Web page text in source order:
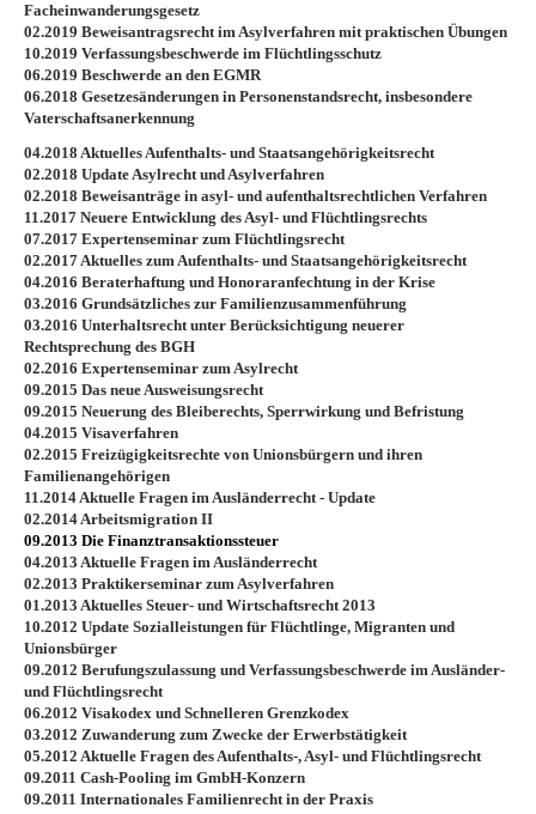
Facheinwanderungsgesetz
02.2019 Beweisantragsrecht im Asylverfahren mit praktischen Übungen
10.2019 Verfassungsbeschwerde im Flüchtlingsschutz
06.2019 Beschwerde an den EGMR
06.2018 Gesetzesänderungen in Personenstandsrecht, insbesondere
Vaterschaftsanerkennung
04.2018 Aktuelles Aufenthalts- und Staatsangehörigkeitsrecht
02.2018 Update Asylrecht und Asylverfahren
02.2018 Beweisanträge in asyl- und aufenthaltsrechtlichen Verfahren
11.2017 Neuere Entwicklung des Asyl- und Flüchtlingsrechts
07.2017 Expertenseminar zum Flüchtlingsrecht
02.2017 Aktuelles zum Aufenthalts- und Staatsangehörigkeitsrecht
04.2016 Beraterhaftung und Honoraranfechtung in der Krise
03.2016 Grundsätzliches zur Familienzusammenführung
03.2016 Unterhaltsrecht unter Berücksichtigung neuerer
Rechtsprechung des BGH
02.2016 Expertenseminar zum Asylrecht
09.2015 Das neue Ausweisungsrecht
09.2015 Neuerung des Bleiberechts, Sperrwirkung und Befristung
04.2015 Visaverfahren
02.2015 Freizügigkeitsrechte von Unionsbürgern und ihren
Familienangehörigen
11.2014 Aktuelle Fragen im Ausländerrecht - Update
02.2014 Arbeitsmigration II
09.2013 Die Finanztransaktionssteuer
04.2013 Aktuelle Fragen im Ausländerrecht
02.2013 Praktikerseminar zum Asylverfahren
01.2013 Aktuelles Steuer- und Wirtschaftsrecht 2013
10.2012 Update Sozialleistungen für Flüchtlinge, Migranten und
Unionsbürger
09.2012 Berufungszulassung und Verfassungsbeschwerde im Ausländer-
und Flüchtlingsrecht
06.2012 Visakodex und Schnelleren Grenzkodex
03.2012 Zuwanderung zum Zwecke der Erwerbstätigkeit
05.2012 Aktuelle Fragen des Aufenthalts-, Asyl- und Flüchtlingsrecht
09.2011 Cash-Pooling im GmbH-Konzern
09.2011 Internationales Familienrecht in der Praxis